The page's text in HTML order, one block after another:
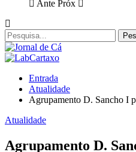
Ante Próx
Entrada
Atualidade
Agrupamento D. Sancho I
Atualidade
Agrupamento D.